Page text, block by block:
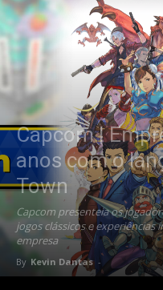
Capcom |
anos com o
Town
Capcom presenteia os
jogos clássicos e
empresa
By Kevin Dantas -